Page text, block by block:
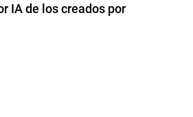
IA de los creados por